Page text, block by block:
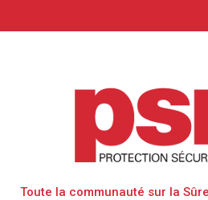
Toute la communauté sur la